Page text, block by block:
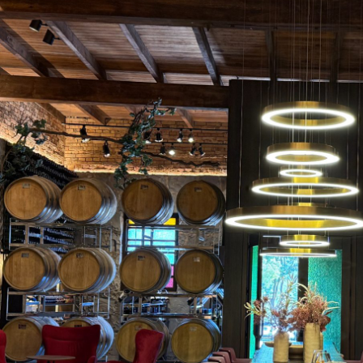
degustação (foto abaixo), contígua ao varejo. “Este
carregava vinho a granel, nas décadas de 60 e 70”, diz,
e os outros dois transportavam, eles iam repetindo isso